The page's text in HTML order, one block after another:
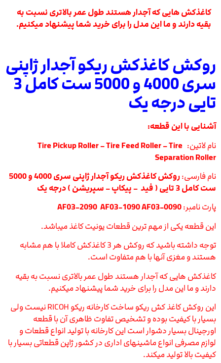
کاغذکش هایی که آجدار هستند طول عمر بالاتری نسبت به
بقیه دارند و ما این مدل را برای خرید شما پیشنهاد میکنیم.
روکش کاغذکش ریکو آجدار ژاپنی
سری 4000 و 5000 ست کامل 3
تایی درجه یک
آشنایی با این قطعه:
نام لاتین: Tire Pickup Roller – Tire Feed Roller – Tire
Separation Roller
نام فارسی:
روکش کاغذکش ریکو آجدار ژاپنی سری 4000 و 5000
ست کامل 3 تایی ( فید – پیکاپ – سپریشن ) درجه یک
پارت نامبر:
این قطعه یکی از مهم ترین قطعات یونیت کاغذ میباشد.
توجه داشته باشید که روکش هر 3 کاغذکش کاملا با هم مشابه
هستند و مغزی آنها با هم متفاوت است.
کاغذکش هایی که آجدار هستند طول عمر بالاتری نسبت به بقیه
دارند و ما این مدل را برای خرید شما پیشنهاد میکنیم.
این روکش کاغذ کش ریکو ساخت کارخانه ریکو RICOH نیست ولی
بسیار با کیفیت بوده و تشخیص تفاوت ظاهری آن با قطعه
اورجینال بسیار دشوار است این کارخانه با تولید انواع قطعات و
لوازم مصرفی انواع ماشینهای اداری در کشور ژاپن قطعاتی بسیار با
کیفیت بالا تولید میکند.